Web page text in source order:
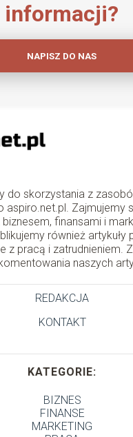
informacji?
NAPISZ DO NAS
do skorzystania z
aspiro.net.pl. Zajmujemy
finansami i
również artykuły
z pracą i zatrudnieniem.
naszych
REDAKCJA
KONTAKT
KATEGORIE:
BIZNES
FINANSE
MARKETING